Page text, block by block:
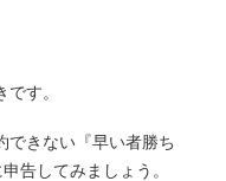
す。
できない『早い者勝ち
告してみましょう。